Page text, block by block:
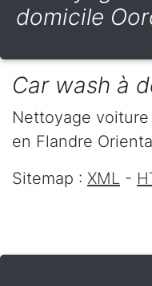
domicile
Car wash à
Nettoyage
en Flandre
Sitemap : XML -